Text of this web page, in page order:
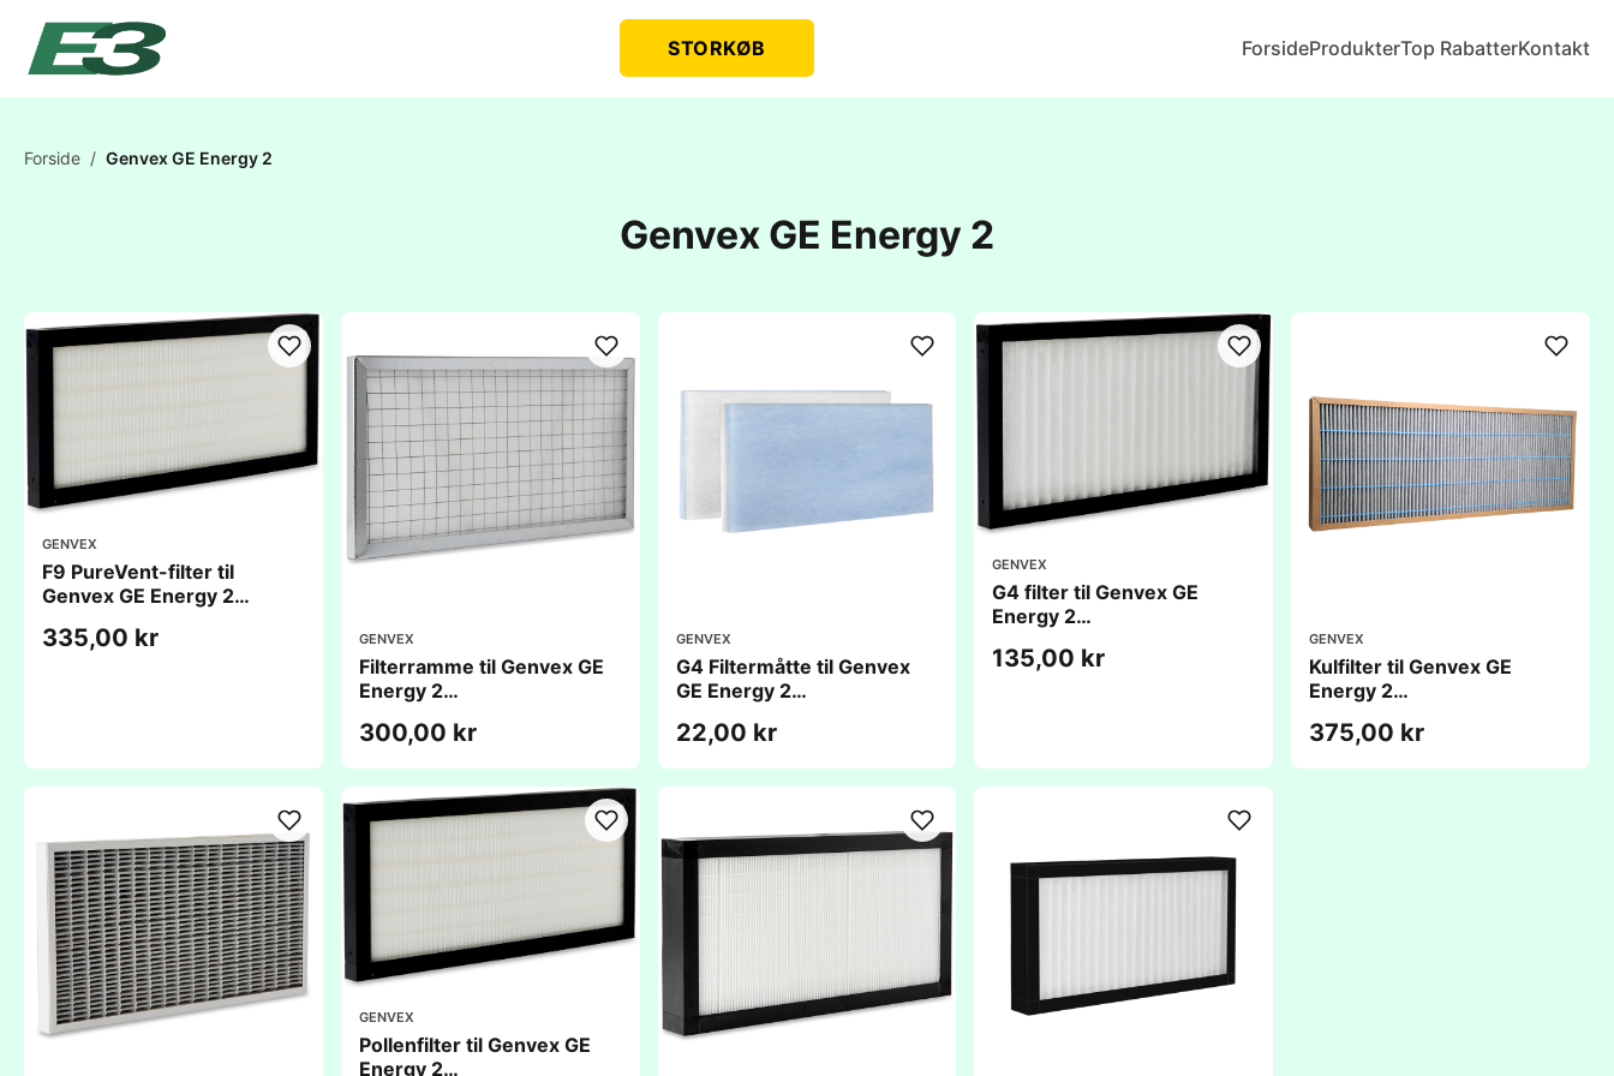
STORKØB ForsideProdukterTop RabatterKontakt
Forside / Genvex GE Energy 2
Genvex GE Energy 2
GENVEX
F9 PureVent-filter til
Genvex GE Energy 2
335,00 kr GENVEX
Filterramme til Genvex GE
Energy 2
300,00 kr
GENVEX
G4 Filtermåtte til Genvex
GE Energy 2
22,00 kr
GENVEX
G4 filter til Genvex GE
Energy 2
135,00 kr
GENVEX
Kulfilter til Genvex GE
Energy 2
375,00 kr
GENVEX
Pollenfilter til Genvex GE
Energy 2